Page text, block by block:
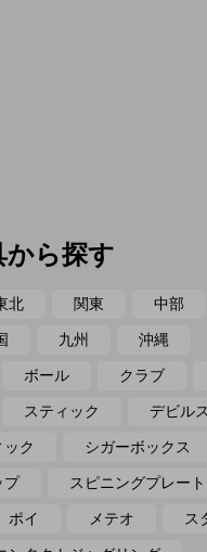
から探す
北 関東 中部
九州 沖縄
ボール クラブ
スティック デビル
ク シガーボックス
プ スピニングプレート
ポイ メテオ ス